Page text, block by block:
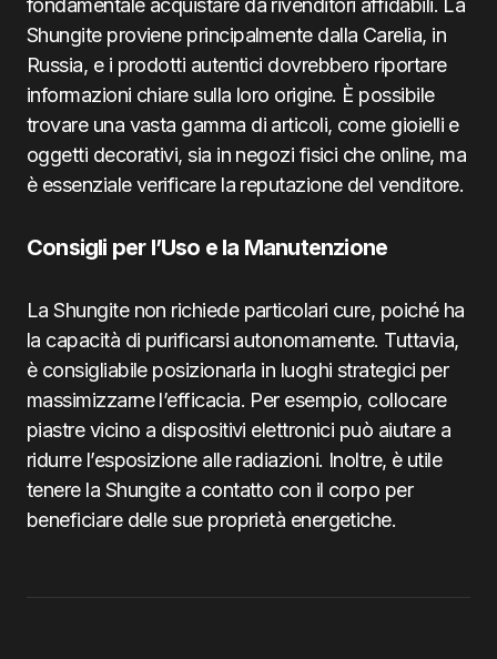
fondamentale acquistare da rivenditori affidabili. La
Shungite proviene principalmente dalla Carelia, in
Russia, e i prodotti autentici dovrebbero riportare
informazioni chiare sulla loro origine. È possibile
trovare una vasta gamma di articoli, come gioielli e
oggetti decorativi, sia in negozi fisici che online, ma
è essenziale verificare la reputazione del venditore.
Consigli per l’Uso e la Manutenzione
La Shungite non richiede particolari cure, poiché ha
la capacità di purificarsi autonomamente. Tuttavia,
è consigliabile posizionarla in luoghi strategici per
massimizzarne l’efficacia. Per esempio, collocare
piastre vicino a dispositivi elettronici può aiutare a
ridurre l’esposizione alle radiazioni. Inoltre, è utile
tenere la Shungite a contatto con il corpo per
beneficiare delle sue proprietà energetiche.